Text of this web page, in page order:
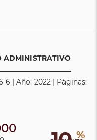
ADMINISTRATIVO
6 | Año: 2022 | Páginas:
%